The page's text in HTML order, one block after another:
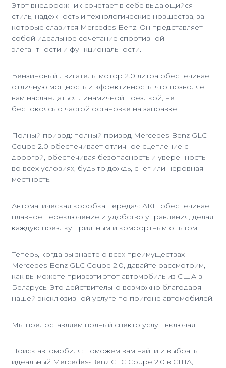
Этот внедорожник сочетает в себе выдающийся
стиль, надежность и технологические новшества, за
которые славится Mercedes-Benz. Он представляет
собой идеальное сочетание спортивной
элегантности и функциональности.
Бензиновый двигатель: мотор 2.0 литра обеспечивает
отличную мощность и эффективность, что позволяет
вам наслаждаться динамичной поездкой, не
беспокоясь о частой остановке на заправке.
Полный привод: полный привод Mercedes-Benz GLC
Coupe 2.0 обеспечивает отличное сцепление с
дорогой, обеспечивая безопасность и уверенность
во всех условиях, будь то дождь, снег или неровная
местность.
Автоматическая коробка передач: АКП обеспечивает
плавное переключение и удобство управления, делая
каждую поездку приятным и комфортным опытом.
Теперь, когда вы знаете о всех преимуществах
Mercedes-Benz GLC Coupe 2.0, давайте рассмотрим,
как вы можете привезти этот автомобиль из США в
Беларусь. Это действительно возможно благодаря
нашей эксклюзивной услуге по пригоне автомобилей.
Мы предоставляем полный спектр услуг, включая:
Поиск автомобиля: поможем вам найти и выбрать
идеальный Mercedes-Benz GLC Coupe 2.0 в США,